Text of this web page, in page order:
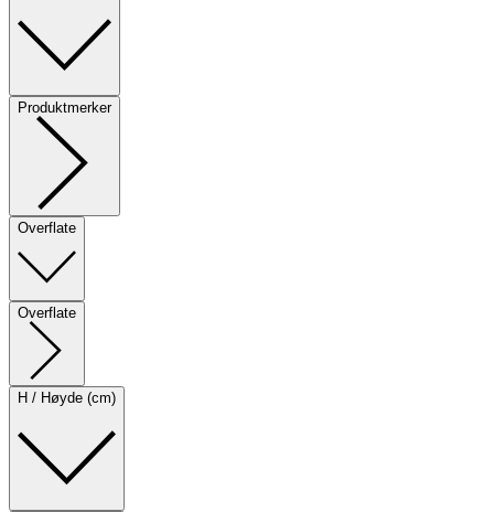
Produktmerker
Overflate
Overflate
H / Høyde (cm)